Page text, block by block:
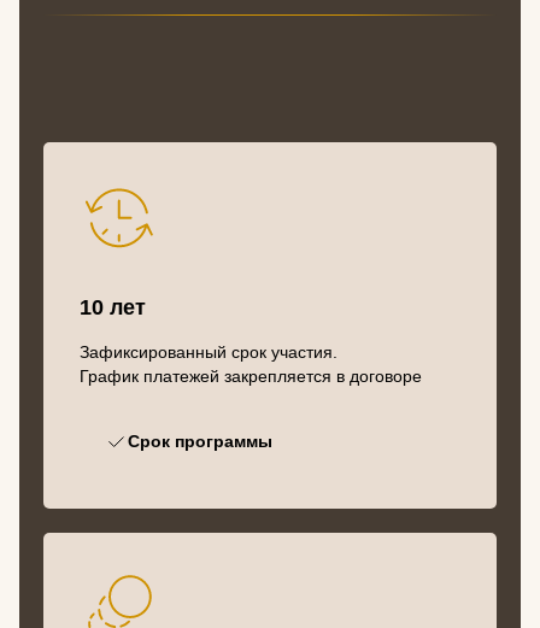
10 лет
Зафиксированный срок участия.
График платежей закрепляется в договоре
Срок программы